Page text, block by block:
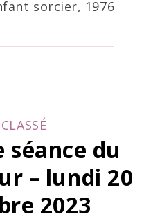
sorcier, 1976
séance du
– lundi 20
2023